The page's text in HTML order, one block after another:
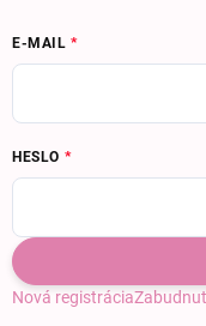
E-MAIL
HESLO
Nová registrácia